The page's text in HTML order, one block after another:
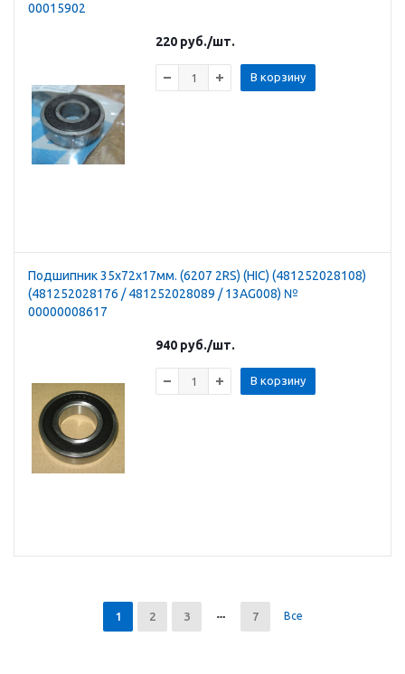
00015902
220 руб./шт.
В корзину
Подшипник 35х72х17мм. (6207 2RS) (HIC) (481252028108)
(481252028176 / 481252028089 / 13AG008) №
00000008617
940 руб./шт.
В корзину
1 2 3 7 Все